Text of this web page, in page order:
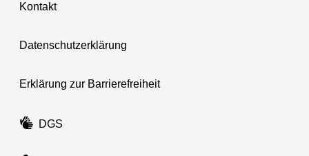
Kontakt
Datenschutzerklärung
Erklärung zur Barrierefreiheit
DGS